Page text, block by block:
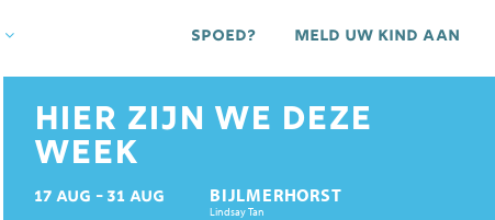
Meld uw kind aan
Spoed?
HIER ZIJN WE DEZE
WEEK
17 AUG 31 AUG BIJLMERHORST
Lindsay Tan